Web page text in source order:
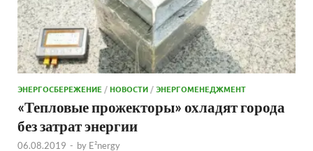
ЭНЕРГОСБЕРЕЖЕНИЕ /НОВОСТИ /ЭНЕРГОМЕНЕДЖМЕНТ
«Тепловые прожекторы» охладят города
без затрат энергии
06.08.2019 - by E²nergy